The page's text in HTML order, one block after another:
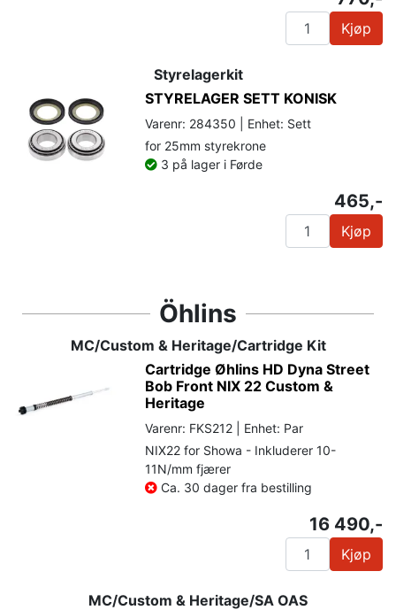
Kjøp
Styrelagerkit
STYRELAGER SETT KONISK
Varenr: 284350 | Enhet: Sett
for 25mm styrekrone
3 på lager i Førde
465,-
Kjøp
Öhlins
MC/Custom & Heritage/Cartridge Kit
Cartridge Øhlins HD Dyna Street
Bob Front NIX 22 Custom &
Heritage
Varenr: FKS212 | Enhet: Par
NIX22 for Showa - Inkluderer 10-
11N/mm fjærer
Ca. 30 dager fra bestilling
16 490,-
Kjøp
MC/Custom & Heritage/SA OAS